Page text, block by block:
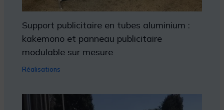
Support publicitaire en tubes aluminium :
kakemono et panneau publicitaire
modulable sur mesure
Réalisations